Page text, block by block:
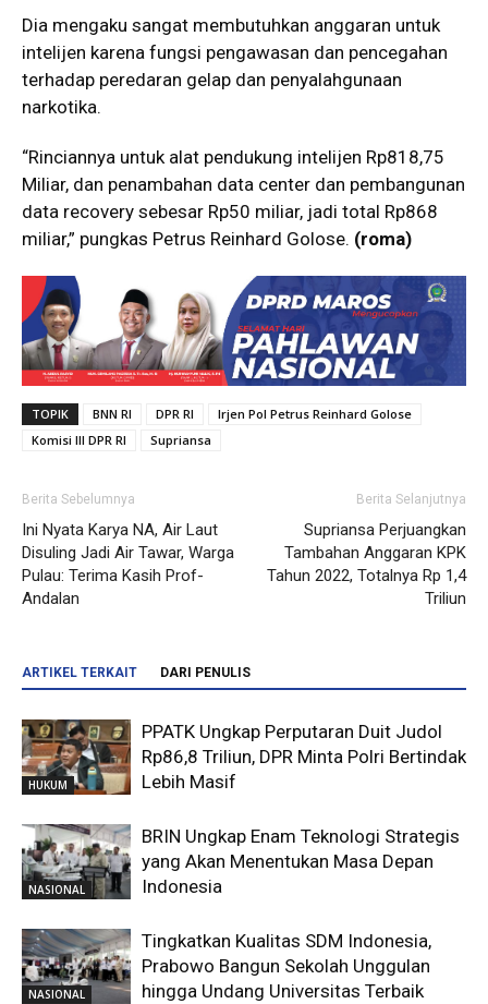
Dia mengaku sangat membutuhkan anggaran untuk
intelijen karena fungsi pengawasan dan pencegahan
terhadap peredaran gelap dan penyalahgunaan
narkotika.
“Rinciannya untuk alat pendukung intelijen Rp818,75
Miliar, dan penambahan data center dan pembangunan
data recovery sebesar Rp50 miliar, jadi total Rp868
miliar,” pungkas Petrus Reinhard Golose. (roma)
TOPIK BNN RI DPR RI
Irjen Pol Petrus Reinhard Golose
Komisi III DPR RI
Supriansa
Berita Sebelumnya
Ini Nyata Karya NA, Air Laut
Disuling Jadi Air Tawar, Warga
Pulau: Terima Kasih Prof-
Andalan
Berita Selanjutnya
Supriansa Perjuangkan
Tambahan Anggaran KPK
Tahun 2022, Totalnya Rp 1,4
Triliun
ARTIKEL TERKAIT DARI PENULIS
HUKUM
PPATK Ungkap Perputaran Duit Judol
Rp86,8 Triliun, DPR Minta Polri Bertindak
Lebih Masif
NASIONAL
BRIN Ungkap Enam Teknologi Strategis
yang Akan Menentukan Masa Depan
Indonesia
NASIONAL
Tingkatkan Kualitas SDM Indonesia,
Prabowo Bangun Sekolah Unggulan
hingga Undang Universitas Terbaik